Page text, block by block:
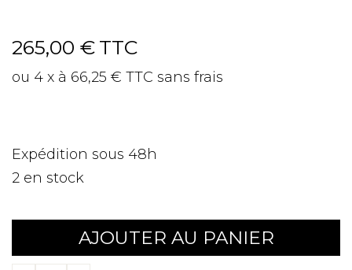
265,00 € TTC
ou 4 x à 66,25 € TTC sans frais
Expédition sous 48h
2 en stock
AJOUTER AU PANIER